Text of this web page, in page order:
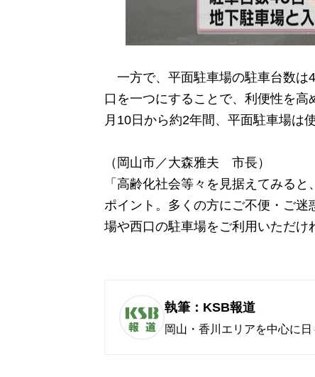
一方で、平面駐車場の駐車台数は
口を一つにすることで、利便性を
月10日から約2年間、平面駐車場は
（岡山市／大森雅夫 市長）
「高齢化社会等々を見据えてみる
ポイント。多くの方にご不便・ご
場や西口の駐車場をご利用いただけ
執筆：KSB報道
岡山・香川エリアを中心に